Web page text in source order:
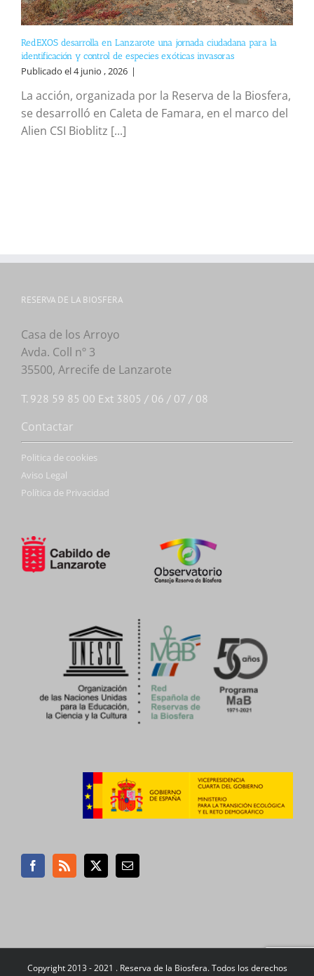
RedEXOS desarrolla en Lanzarote una jornada ciudadana para la
identificación y control de especies exóticas invasoras
Publicado el 4 junio , 2026 |
La acción, organizada por la Reserva de la Biosfera,
se desarrolló en Caleta de Famara, en el marco del
Alien CSI Bioblitz [...]
RESERVA DE LA BIOSFERA
Casa de los Arroyo
Avda. Coll nº 3
35500, Arrecife de Lanzarote
T. 928 59 85 00 Ext 3805 / 06 / 07 / 08
Contactar
Politica de cookies
Aviso Legal
Política de Privacidad
Copyright 2013 - 2021 . Reserva de la Biosfera. Todos los derechos